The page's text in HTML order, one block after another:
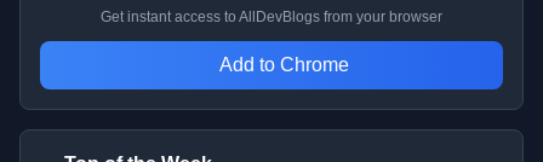
Get instant access to AllDevBlogs from your browser
Add to Chrome